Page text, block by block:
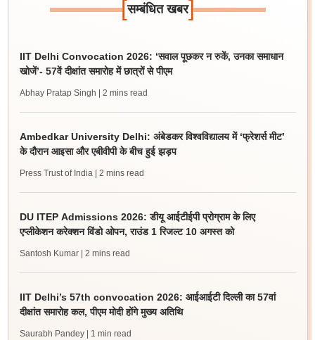
[सम्बंधित खबर]
IIT Delhi Convocation 2026: ‘सवाल पूछकर न रुकें, उनका समाधान
खोजें’- 57वें दीक्षांत समारोह में छात्रों से पीएम
Abhay Pratap Singh | 2 mins read
Ambedkar University Delhi: अंबेडकर विश्वविद्यालय में ‘फ्रेशर्स मीट’
के दौरान आइसा और एबीवीपी के बीच हुई झड़प
Press Trust of India | 2 mins read
DU ITEP Admissions 2026: डीयू आईटीईपी प्रोग्राम के लिए
एप्लीकेशन करेक्शन विंडो ओपन, राउंड 1 रिजल्ट 10 अगस्त को
Santosh Kumar | 2 mins read
IIT Delhi’s 57th convocation 2026: आईआईटी दिल्ली का 57वां
दीक्षांत समारोह कल, पीएम मोदी होंगे मुख्य अतिथि
Saurabh Pandey | 1 min read